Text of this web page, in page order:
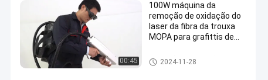
00:45
100W máquina da
remoção de oxidação do
laser da fibra da trouxa
MOPA para grafittis de
Remoção de oxidação do lase
r
2024-11-28